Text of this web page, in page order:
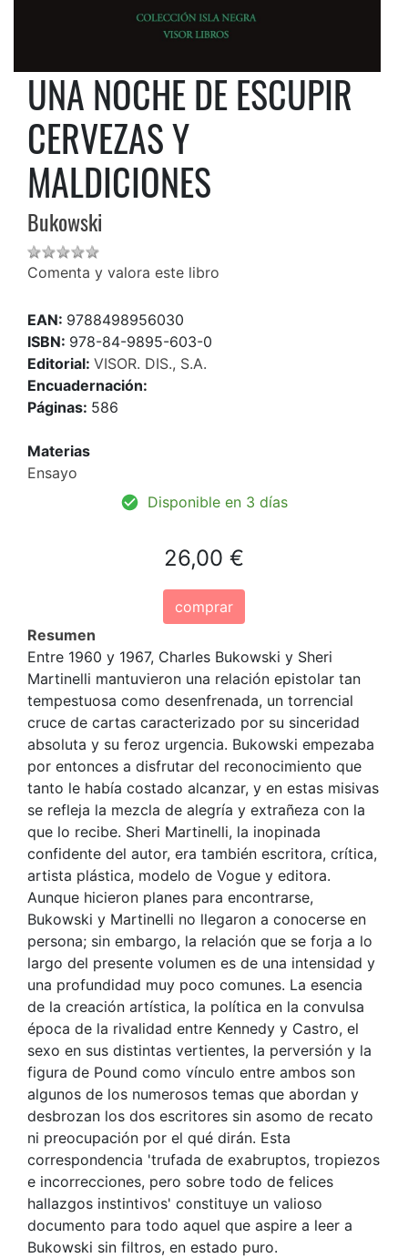
UNA NOCHE DE ESCUPIR
CERVEZAS Y
MALDICIONES
Bukowski
Comenta y valora este libro
EAN: 9788498956030
ISBN: 978-84-9895-603-0
Editorial: VISOR. DIS., S.A.
Encuadernación:
Páginas: 586
Materias
Ensayo
Disponible en 3 días
26,00 €
comprar
Resumen
Entre 1960 y 1967, Charles Bukowski y Sheri
Martinelli mantuvieron una relación epistolar tan
tempestuosa como desenfrenada, un torrencial
cruce de cartas caracterizado por su sinceridad
absoluta y su feroz urgencia. Bukowski empezaba
por entonces a disfrutar del reconocimiento que
tanto le había costado alcanzar, y en estas misivas
se refleja la mezcla de alegría y extrañeza con la
que lo recibe. Sheri Martinelli, la inopinada
confidente del autor, era también escritora, crítica,
artista plástica, modelo de Vogue y editora.
Aunque hicieron planes para encontrarse,
Bukowski y Martinelli no llegaron a conocerse en
persona; sin embargo, la relación que se forja a lo
largo del presente volumen es de una intensidad y
una profundidad muy poco comunes. La esencia
de la creación artística, la política en la convulsa
época de la rivalidad entre Kennedy y Castro, el
sexo en sus distintas vertientes, la perversión y la
figura de Pound como vínculo entre ambos son
algunos de los numerosos temas que abordan y
desbrozan los dos escritores sin asomo de recato
ni preocupación por el qué dirán. Esta
correspondencia 'trufada de exabruptos, tropiezos
e incorrecciones, pero sobre todo de felices
hallazgos instintivos' constituye un valioso
documento para todo aquel que aspire a leer a
Bukowski sin filtros, en estado puro.